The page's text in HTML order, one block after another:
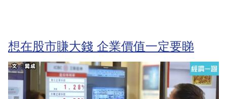
想在股市賺大錢 企業價值一定要睇